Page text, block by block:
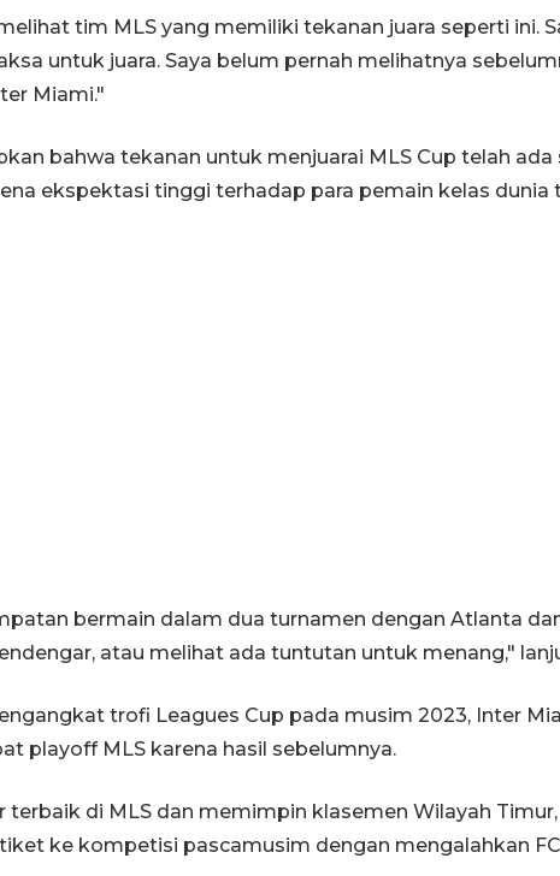
tim MLS yang memiliki tekanan juara seperti ini.
untuk juara. Saya belum pernah melihatnya
Miami."
bahwa tekanan untuk menjuarai MLS Cup telah ada
ekspektasi tinggi terhadap para pemain kelas dunia
bermain dalam dua turnamen dengan Atlanta
atau melihat ada tuntutan untuk menang,"
trofi Leagues Cup pada musim 2023, Inter
playoff MLS karena hasil sebelumnya.
terbaik di MLS dan memimpin klasemen Wilayah
ke kompetisi pascamusim dengan mengalahkan